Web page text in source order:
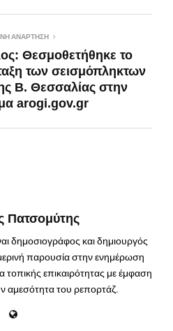
ΑΝΆΡΤΗΣΗ
Θεσμοθετήθηκε το
των σεισμόπληκτων
Β. Θεσσαλίας στην
arogi.gov.gr
Πατσομύτης
δημοσιογράφος και δημιουργός
παρουσία στην ενημέρωση
επικαιρότητας με έμφαση
αμεσότητα του ρεπορτάζ.